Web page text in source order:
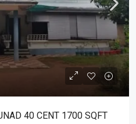
40 CENT 1700 SQFT